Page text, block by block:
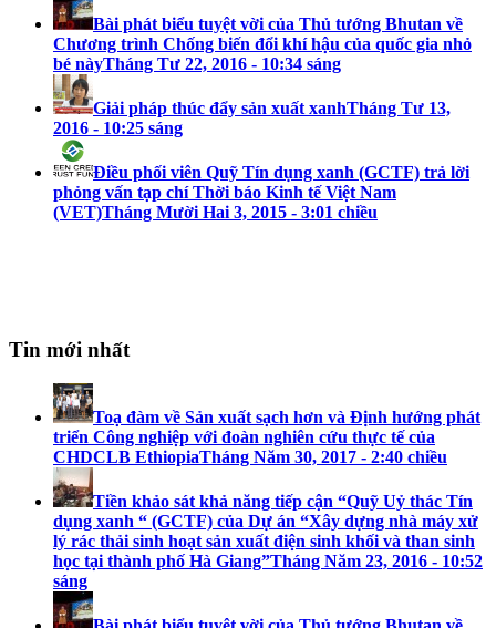
Bài phát biểu tuyệt vời của Thủ tướng Bhutan về
Chương trình Chống biến đổi khí hậu của quốc gia nhỏ
bé nàyTháng Tư 22, 2016 - 10:34 sáng
Giải pháp thúc đẩy sản xuất xanhTháng Tư 13,
2016 - 10:25 sáng
Điều phối viên Quỹ Tín dụng xanh (GCTF) trả lời
phỏng vấn tạp chí Thời báo Kinh tế Việt Nam
(VET)Tháng Mười Hai 3, 2015 - 3:01 chiều
Tin mới nhất
Toạ đàm về Sản xuất sạch hơn và Định hướng phát
triển Công nghiệp với đoàn nghiên cứu thực tế của
CHDCLB EthiopiaTháng Năm 30, 2017 - 2:40 chiều
Tiền khảo sát khả năng tiếp cận “Quỹ Uỷ thác Tín
dụng xanh “ (GCTF) của Dự án “Xây dựng nhà máy xử
lý rác thải sinh hoạt sản xuất điện sinh khối và than sinh
học tại thành phố Hà Giang”Tháng Năm 23, 2016 - 10:52
sáng